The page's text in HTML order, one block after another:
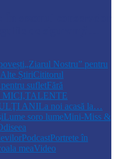
„Ziarul Nostru” pentru
Alte ȘtiriCititorul
sufletFără
ANILa noi acasă la…
Lume soro lumeMini-Miss &
PodcastPortrete în
meaVideo